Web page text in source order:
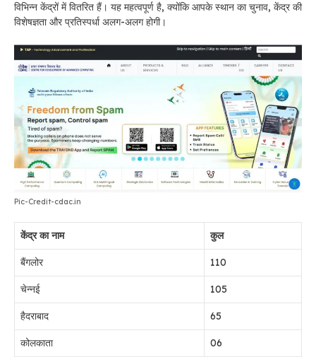
विभिन्न केंद्रों में वितरित हैं। यह महत्वपूर्ण है, क्योंकि आपके स्थान का चुनाव, केंद्र की
विशेषज्ञता और प्रतिस्पर्धा अलग-अलग होगी।
Pic-Credit-cdac.in
केंद्र का नाम कुल
बैंगलोर 110
चेन्नई 105
हैदराबाद 65
कोलकाता 06